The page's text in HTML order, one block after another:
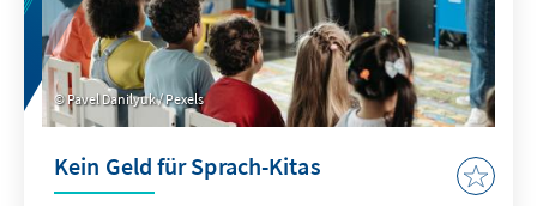
Pavel Danilyuk / Pexels
Kein Geld für Sprach-Kitas